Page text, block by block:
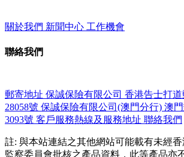
關於我們 新聞中心 工作機會
聯絡我們
郵寄地址 保誠保險有限公司 香港告士打
28058號 保誠保險有限公司(澳門分行) 澳
3093號 客戶服務熱線及服務地址 聯絡我們
註: 與本站連結之其他網站可能載有未經
監察委員會批核之產品資料，此等產品亦